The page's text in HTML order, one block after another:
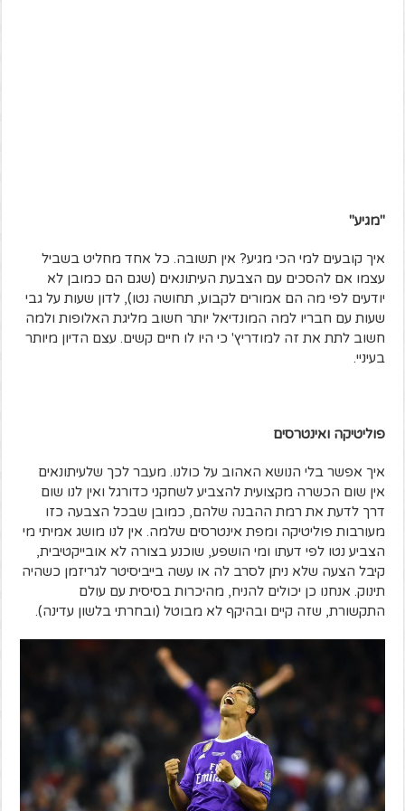
"מגיע"
איך קובעים למי הכי מגיע? אין תשובה. כל אחד מחליט בשביל
עצמו אם להסכים עם הצבעת העיתונאים (שגם הם כמובן לא
יודעים לפי מה הם אמורים לקבוע, תחושה נטו), לדון שעות על גבי
שעות עם חבריו למה המונדיאל יותר חשוב מליגת האלופות ולמה
חשוב לתת את זה למודריץ' כי היו לו חיים קשים. עצם הדיון מיותר
בעיניי.
פוליטיקה ואינטרסים
איך אפשר בלי הנושא האהוב על כולנו. מעבר לכך שלעיתונאים
אין שום הכשרה מקצועית להצביע לשחקני כדורגל ואין לנו שום
דרך לדעת את רמת ההבנה שלהם, כמובן שבכל הצבעה כזו
מעורבות פוליטיקה ומפת אינטרסים שלמה. אין לנו מושג אמיתי מי
הצביע נטו לפי דעתו ומי הושפע, שוכנע בצורה לא אובייקטיבית,
קיבל הצעה שלא ניתן לסרב לה או עשה בייביסיטר לגריזמן כשהיה
תינוק. אנחנו כן יכולים להניח, מהיכרות בסיסית עם עולם
התקשורת, שזה קיים ובהיקף לא מבוטל (ובחרתי בלשון עדינה).